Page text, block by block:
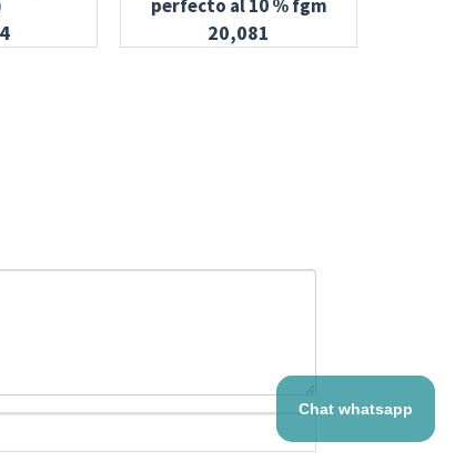
perfecto al 10 % fgm
20,081
Chat whatsapp